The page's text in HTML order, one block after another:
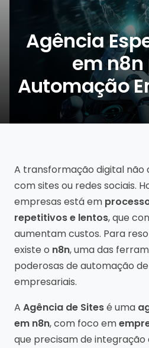
Agência
em
Automação
A transformação digital não
com sites ou redes sociais.
empresas está em
repetitivos e lentos, que
aumentam custos. Para
existe o n8n, uma das
poderosas de automação
empresariais.
A Agência de Sitesé uma
em n8n, com foco em
que precisam de integração